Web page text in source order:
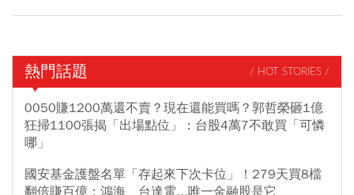
熱門話題 / HOT STORIES /
0050賺1200萬還不賣？現在還能買嗎？郭哲榮砸1億
狂掃1100張揭「出場點位」：台股4萬7不敢買「可憐
哪」
國安基金護盤名單「存起來下次卡位」！279天買8檔